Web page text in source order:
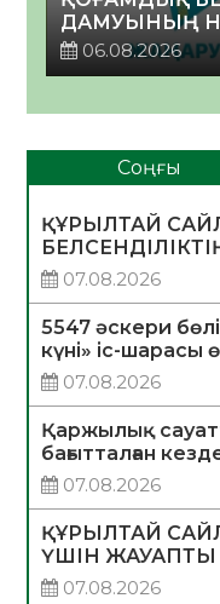
ДАМУЫНЫҢ
06.08.2026
Соңғы
ҚҰРЫЛТАЙ
07.08.2026
5547 әскери
күні» іс-шарасы
07.08.2026
Қаржылық
бағытталған
07.08.2026
ҚҰРЫЛТАЙ
ҮШІН ЖАУАПТЫ
07.08.2026